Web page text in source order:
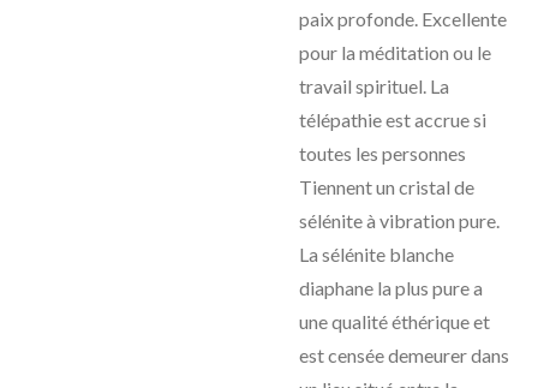
paix profonde. Excellente
pour la méditation ou le
travail spirituel. La
télépathie est accrue si
toutes les personnes
Tiennent un cristal de
sélénite à vibration pure.
La sélénite blanche
diaphane la plus pure a
une qualité éthérique et
est censée demeurer dans